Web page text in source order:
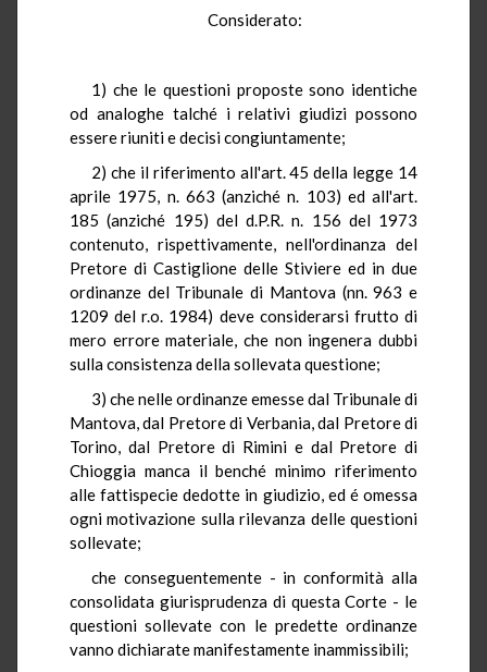
Considerato:
1) che le questioni proposte sono identiche
od analoghe talché i relativi giudizi possono
essere riuniti e decisi congiuntamente;
2) che il riferimento all'art. 45 della legge 14
aprile 1975, n. 663 (anziché n. 103) ed all'art.
185 (anziché 195) del d.P.R. n. 156 del 1973
contenuto, rispettivamente, nell'ordinanza del
Pretore di Castiglione delle Stiviere ed in due
ordinanze del Tribunale di Mantova (nn. 963 e
1209 del r.o. 1984) deve considerarsi frutto di
mero errore materiale, che non ingenera dubbi
sulla consistenza della sollevata questione;
3) che nelle ordinanze emesse dal Tribunale di
Mantova, dal Pretore di Verbania, dal Pretore di
Torino, dal Pretore di Rimini e dal Pretore di
Chioggia manca il benché minimo riferimento
alle fattispecie dedotte in giudizio, ed é omessa
ogni motivazione sulla rilevanza delle questioni
sollevate;
che conseguentemente - in conformità alla
consolidata giurisprudenza di questa Corte - le
questioni sollevate con le predette ordinanze
vanno dichiarate manifestamente inammissibili;